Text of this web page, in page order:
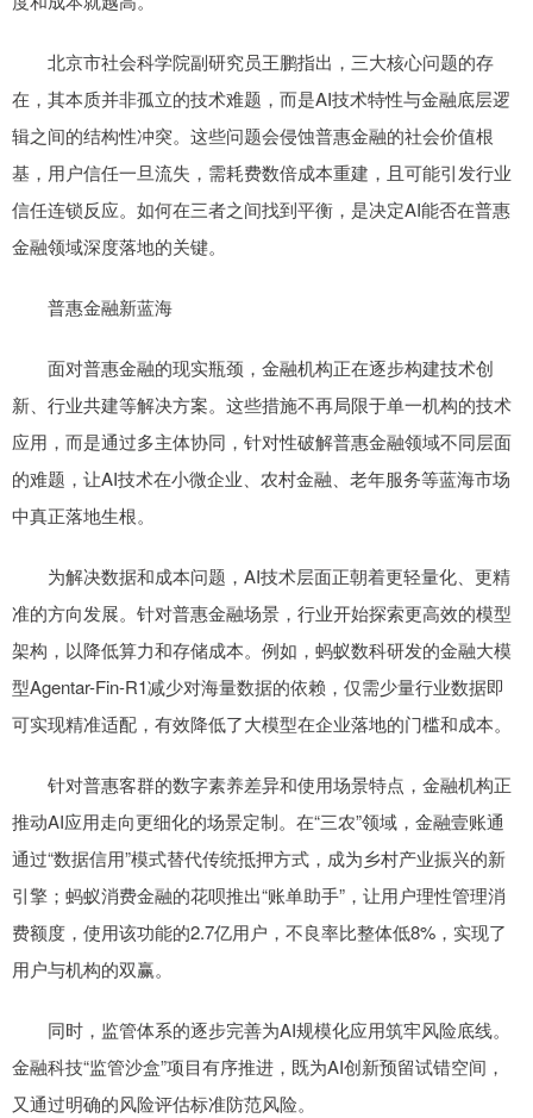
北京市社会科学院副研究员王鹏指出，三大核心问题的存
在，其本质并非孤立的技术难题，而是AI技术特性与金融底层逻
辑之间的结构性冲突。这些问题会侵蚀普惠金融的社会价值根
基，用户信任一旦流失，需耗费数倍成本重建，且可能引发行业
信任连锁反应。如何在三者之间找到平衡，是决定AI能否在普惠
金融领域深度落地的关键。
普惠金融新蓝海
面对普惠金融的现实瓶颈，金融机构正在逐步构建技术创
新、行业共建等解决方案。这些措施不再局限于单一机构的技术
应用，而是通过多主体协同，针对性破解普惠金融领域不同层面
的难题，让AI技术在小微企业、农村金融、老年服务等蓝海市场
中真正落地生根。
为解决数据和成本问题，AI技术层面正朝着更轻量化、更精
准的方向发展。针对普惠金融场景，行业开始探索更高效的模型
架构，以降低算力和存储成本。例如，蚂蚁数科研发的金融大模
型Agentar-Fin-R1减少对海量数据的依赖，仅需少量行业数据即
可实现精准适配，有效降低了大模型在企业落地的门槛和成本。
针对普惠客群的数字素养差异和使用场景特点，金融机构正
推动AI应用走向更细化的场景定制。在“三农”领域，金融壹账通
通过“数据信用”模式替代传统抵押方式，成为乡村产业振兴的新
引擎；蚂蚁消费金融的花呗推出“账单助手”，让用户理性管理消
费额度，使用该功能的2.7亿用户，不良率比整体低8%，实现了
用户与机构的双赢。
同时，监管体系的逐步完善为AI规模化应用筑牢风险底线。
金融科技“监管沙盒”项目有序推进，既为AI创新预留试错空间，
又通过明确的风险评估标准防范风险。